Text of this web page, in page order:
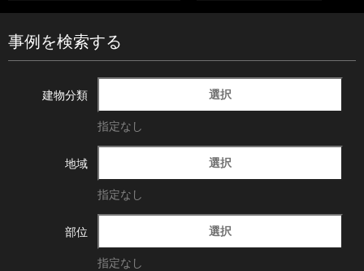
事例を検索する
建物分類 選択
指定なし
地域 選択
指定なし
部位 選択
指定なし